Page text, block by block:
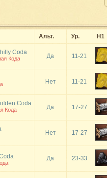
Альт. Ур. Н1
Coda
Кода Да 11-21
Нет 11-21
Coda
Кода Да 17-27
Нет 17-27
Да 23-33